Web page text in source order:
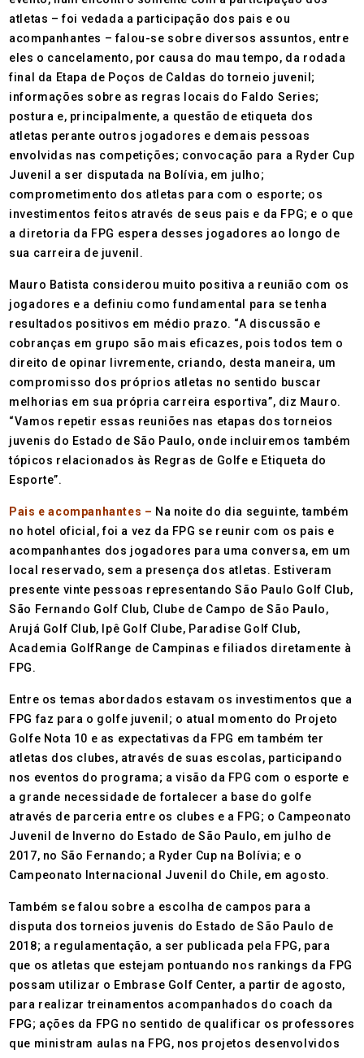
atletas – foi vedada a participação dos pais e ou
acompanhantes – falou-se sobre diversos assuntos, entre
eles o cancelamento, por causa do mau tempo, da rodada
final da Etapa de Poços de Caldas do torneio juvenil;
informações sobre as regras locais do Faldo Series;
postura e, principalmente, a questão de etiqueta dos
atletas perante outros jogadores e demais pessoas
envolvidas nas competições; convocação para a Ryder Cup
Juvenil a ser disputada na Bolívia, em julho;
comprometimento dos atletas para com o esporte; os
investimentos feitos através de seus pais e da FPG; e o que
a diretoria da FPG espera desses jogadores ao longo de
sua carreira de juvenil.
Mauro Batista considerou muito positiva a reunião com os
jogadores e a definiu como fundamental para se tenha
resultados positivos em médio prazo. “A discussão e
cobranças em grupo são mais eficazes, pois todos tem o
direito de opinar livremente, criando, desta maneira, um
compromisso dos próprios atletas no sentido buscar
melhorias em sua própria carreira esportiva”, diz Mauro.
“Vamos repetir essas reuniões nas etapas dos torneios
juvenis do Estado de São Paulo, onde incluiremos também
tópicos relacionados às Regras de Golfe e Etiqueta do
Esporte”.
Pais e acompanhantes – Na noite do dia seguinte, também
no hotel oficial, foi a vez da FPG se reunir com os pais e
acompanhantes dos jogadores para uma conversa, em um
local reservado, sem a presença dos atletas. Estiveram
presente vinte pessoas representando São Paulo Golf Club,
São Fernando Golf Club, Clube de Campo de São Paulo,
Arujá Golf Club, Ipê Golf Clube, Paradise Golf Club,
Academia GolfRange de Campinas e filiados diretamente à
FPG.
Entre os temas abordados estavam os investimentos que a
FPG faz para o golfe juvenil; o atual momento do Projeto
Golfe Nota 10 e as expectativas da FPG em também ter
atletas dos clubes, através de suas escolas, participando
nos eventos do programa; a visão da FPG com o esporte e
a grande necessidade de fortalecer a base do golfe
através de parceria entre os clubes e a FPG; o Campeonato
Juvenil de Inverno do Estado de São Paulo, em julho de
2017, no São Fernando; a Ryder Cup na Bolívia; e o
Campeonato Internacional Juvenil do Chile, em agosto.
Também se falou sobre a escolha de campos para a
disputa dos torneios juvenis do Estado de São Paulo de
2018; a regulamentação, a ser publicada pela FPG, para
que os atletas que estejam pontuando nos rankings da FPG
possam utilizar o Embrase Golf Center, a partir de agosto,
para realizar treinamentos acompanhados do coach da
FPG; ações da FPG no sentido de qualificar os professores
que ministram aulas na FPG, nos projetos desenvolvidos